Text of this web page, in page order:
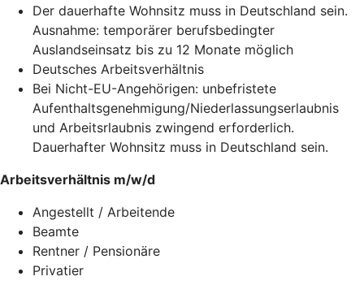
Der dauerhafte Wohnsitz muss in Deutschland sein.
Ausnahme: temporärer berufsbedingter
Auslandseinsatz bis zu 12 Monate möglich
Deutsches Arbeitsverhältnis
Bei Nicht-EU-Angehörigen: unbefristete
Aufenthaltsgenehmigung/Niederlassungserlaubnis
und Arbeitsrlaubnis zwingend erforderlich.
Dauerhafter Wohnsitz muss in Deutschland sein.
Arbeitsverhältnis m/w/d
Angestellt / Arbeitende
Beamte
Rentner / Pensionäre
Privatier